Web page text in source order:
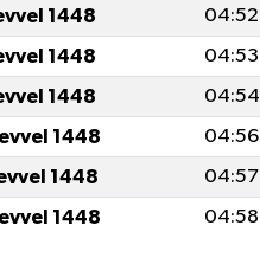
1448
04:52
1448
04:53
1448
04:54
1448
04:56
1448
04:57
1448
04:58